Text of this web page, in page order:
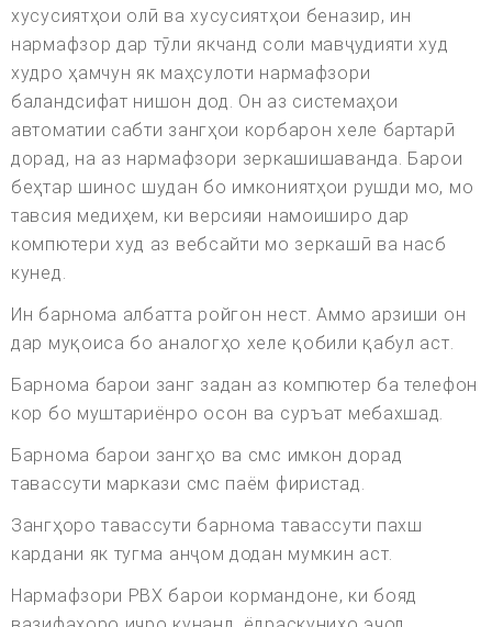
хусусиятҳои олӣ ва хусусиятҳои беназир, ин
нармафзор дар тӯли якчанд соли мавҷудияти худ
худро ҳамчун як маҳсулоти нармафзори
баландсифат нишон дод. Он аз системаҳои
автоматии сабти зангҳои корбарон хеле бартарӣ
дорад, на аз нармафзори зеркашишаванда. Барои
беҳтар шинос шудан бо имкониятҳои рушди мо, мо
тавсия медиҳем, ки версияи намоиширо дар
компютери худ аз вебсайти мо зеркашӣ ва насб
кунед.
Ин барнома албатта ройгон нест. Аммо арзиши он
дар муқоиса бо аналогҳо хеле қобили қабул аст.
Барнома барои занг задан аз компютер ба телефон
кор бо муштариёнро осон ва суръат мебахшад.
Барнома барои зангҳо ва смс имкон дорад
тавассути маркази смс паём фиристад.
Зангҳоро тавассути барнома тавассути пахш
кардани як тугма анҷом додан мумкин аст.
Нармафзори PBX барои кормандоне, ки бояд